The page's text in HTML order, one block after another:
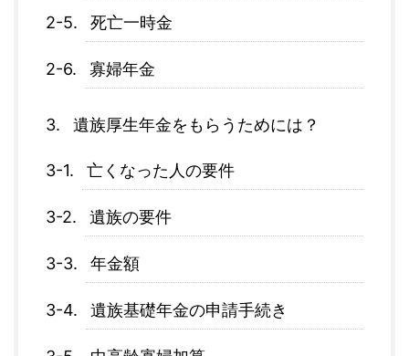
死亡一時金
寡婦年金
遺族厚生年金をもらうためには？
亡くなった人の要件
遺族の要件
年金額
遺族基礎年金の申請手続き